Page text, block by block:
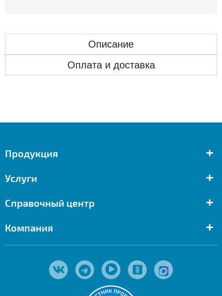
Описание
Оплата и доставка
Продукция +
Услуги +
Справочный центр +
Компания +